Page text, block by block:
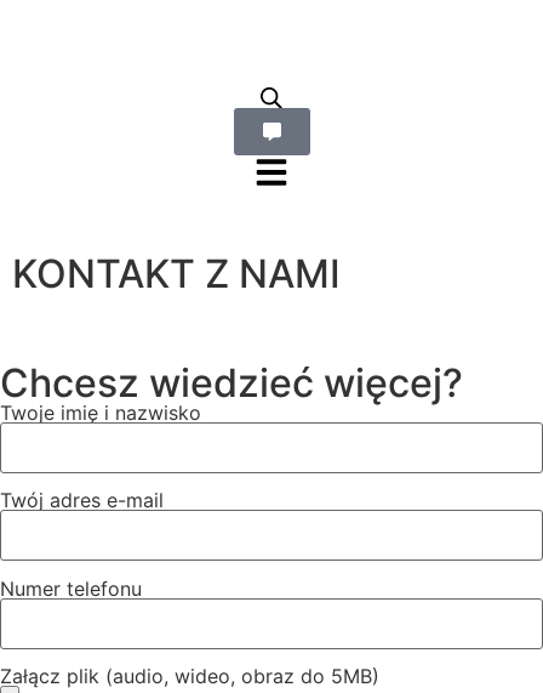
KONTAKT Z NAMI
Chcesz wiedzieć więcej?
Twoje imię i nazwisko
Twój adres e-mail
Numer telefonu
Załącz plik (audio, wideo, obraz do 5MB)